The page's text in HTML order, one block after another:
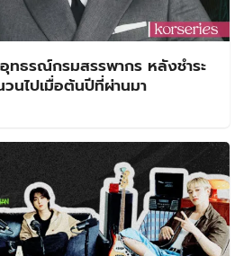
ทธรณ์กรมสรรพากร หลังชำระ
นไปเมื่อต้นปีที่ผ่านมา